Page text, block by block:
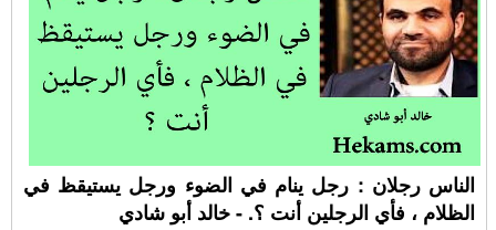
الناس رجلان : رجل ينام في الضوء ورجل يستيقظ في
الظلام ، فأي الرجلين أنت ؟. - خالد أبو شادي